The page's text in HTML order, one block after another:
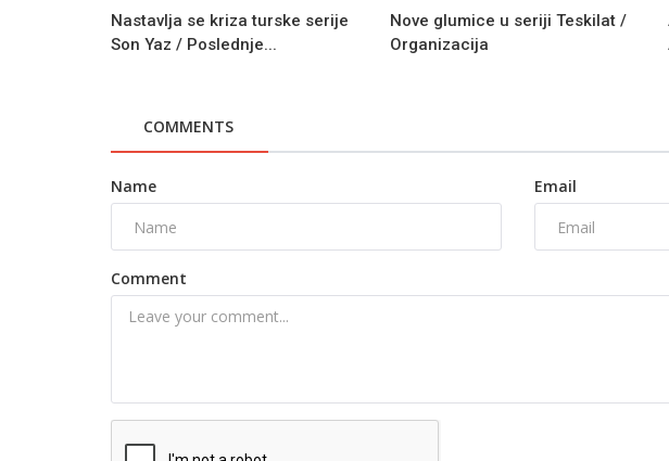
Nastavlja se kriza turske serije
Son Yaz / Poslednje...
Nove glumice u seriji Teskilat /
Organizacija
COMMENTS
Name Email
Comment